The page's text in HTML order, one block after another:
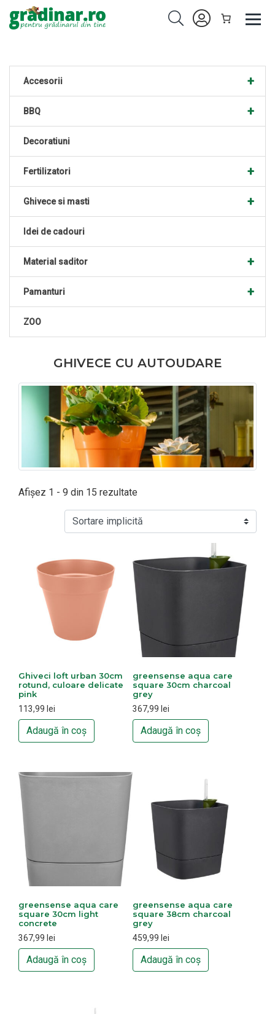
+
Accesorii
+
BBQ
Decoratiuni
+
Fertilizatori
+
Ghivece si masti
Idei de cadouri
+
Material saditor
+
Pamanturi
ZOO
GHIVECE CU AUTOUDARE
Afișez 1 - 9 din 15 rezultate
Ghiveci loft urban 30cm
rotund, culoare delicate
pink
113,99 lei
Adaugă în coș
greensense aqua care
square 30cm charcoal
grey
367,99 lei
Adaugă în coș
greensense aqua care
square 30cm light
concrete
367,99 lei
Adaugă în coș
greensense aqua care
square 38cm charcoal
grey
459,99 lei
Adaugă în coș